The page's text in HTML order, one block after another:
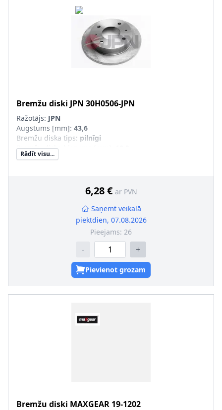
Bremžu diski JPN 30H0506-JPN
Ražotājs: JPN
Augstums [mm]: 43,6
Bremžu diska tips: pilnīgi
Bremžu diska biezums [mm]
Vītnes izmērs
Centrējošais diametrs [mm]:
:114,3
Rādīt visu...
6,28 € ar PVN
Saņemt veikalā
piektdien, 07.08.2026
Pieejams: 26
- +
Pievienot grozam
Bremžu diski MAXGEAR 19-1202